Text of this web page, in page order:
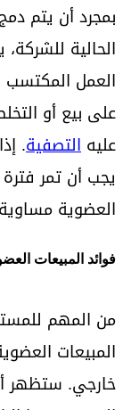
بمجرد أن يتم
الحالية
العمل
على بيع أو
عليه التصفية.
يجب أن تمر
العضوية مساوية
فوائد المبيعات
من المهم
المبيعات
خارجي. ستظهر